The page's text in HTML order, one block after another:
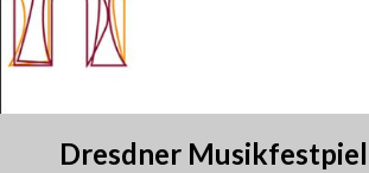
Dresdner